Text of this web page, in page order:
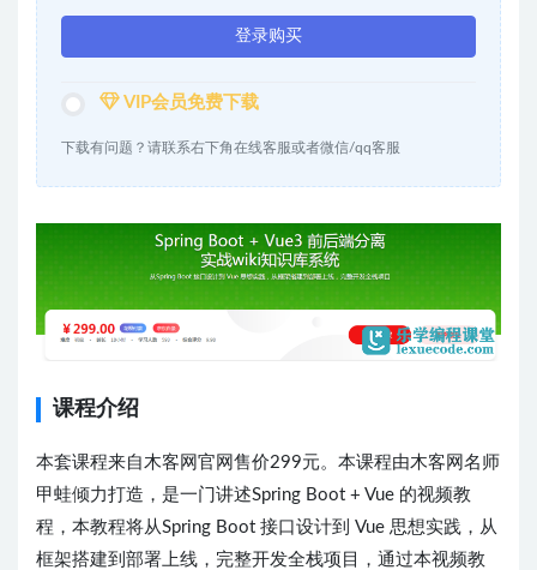
登录购买
VIP会员免费下载
下载有问题？请联系右下角在线客服或者微信/qq客服
课程介绍
本套课程来自木客网官网售价299元。本课程由木客网名师
甲蛙倾力打造，是一门讲述Spring Boot + Vue 的视频教
程，本教程将从Spring Boot 接口设计到 Vue 思想实践，从
框架搭建到部署上线，完整开发全栈项目，通过本视频教